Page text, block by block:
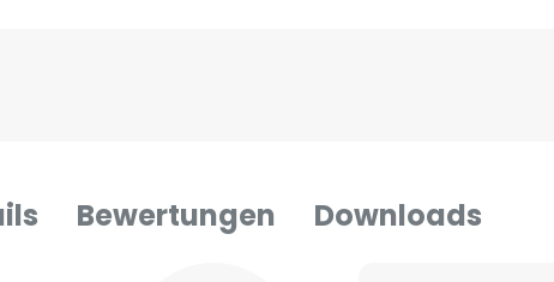
Bewertungen Downloads